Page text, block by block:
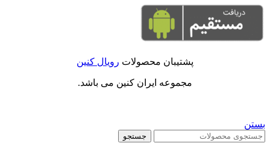
پشتیبان محصولات رویال کنین
مجموعه ایران کنین می باشد.
بستن
جستجو